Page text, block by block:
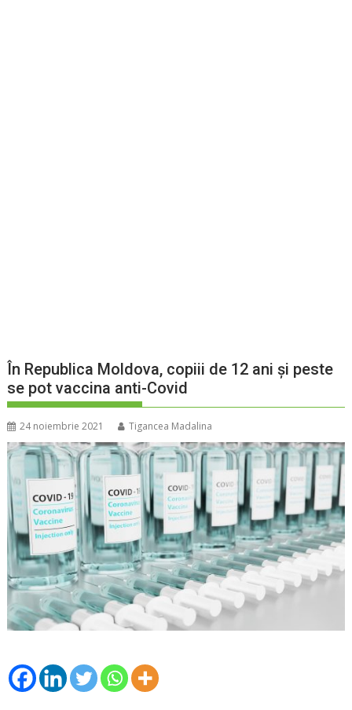
În Republica Moldova, copiii de 12 ani și peste
se pot vaccina anti-Covid
24 noiembrie 2021 Tigancea Madalina